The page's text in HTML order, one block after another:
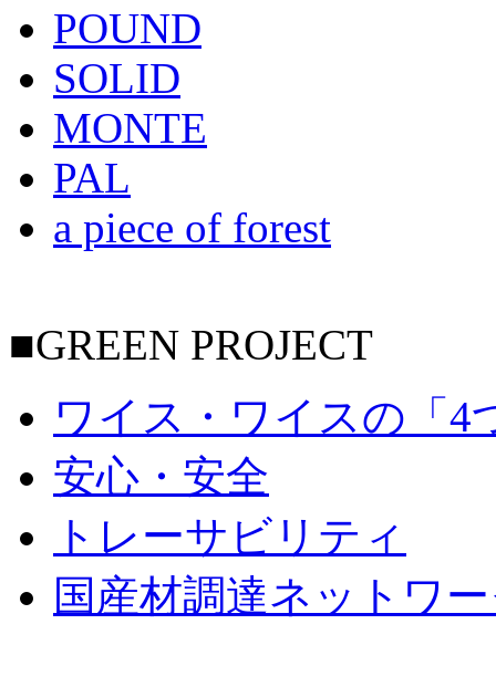
POUND
SOLID
MONTE
PAL
a piece of forest
■GREEN PROJECT
ワイス・ワイスの「4
安心・安全
トレーサビリティ
国産材調達ネットワ